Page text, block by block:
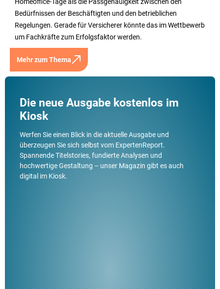
Homeoffice-Tage als die Passgenauigkeit zwischen den
Bedürfnissen der Beschäftigten und den betrieblichen
Regelungen. Gerade für Versicherer könnte das im Wettbewerb
um Fachkräfte zum Erfolgsfaktor werden.
Mehr zum Thema
Die neue Ausgabe kostenlos im
Kiosk
Werfen Sie einen Blick in die aktuelle Ausgabe und
überzeugen Sie sich selbst vom ExpertenReport.
Spannende Titelstories, fundierte Analysen und
hochwertige Gestaltung – unser Magazin gibt es auch
digital im Kiosk.